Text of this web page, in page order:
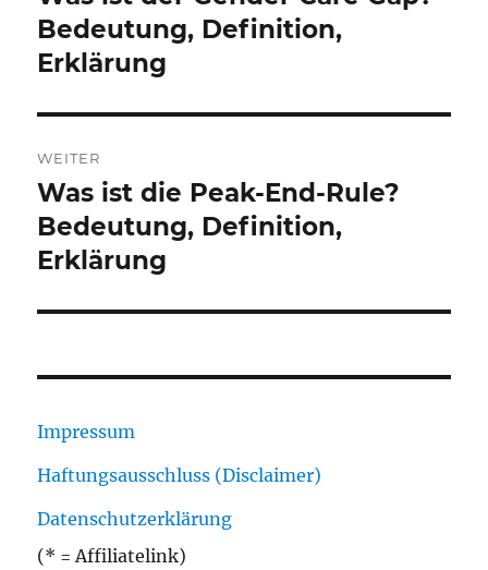
Beitrag:
Bedeutung, Definition,
Erklärung
WEITER
Nächster
Beitrag:
Was ist die Peak-End-Rule?
Bedeutung, Definition,
Erklärung
Impressum
Haftungsausschluss (Disclaimer)
Datenschutzerklärung
(* = Affiliatelink)